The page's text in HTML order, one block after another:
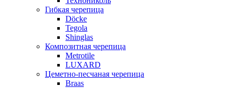
Гибкая черепица
Döсkе
Tegola
Shinglas
Композитная черепица
Metrotile
LUXARD
Цеметно-песчаная черепица
Braas